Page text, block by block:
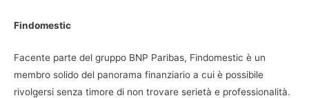
Findomestic
Facente parte del gruppo BNP Paribas, Findomestic è un
membro solido del panorama finanziario a cui è possibile
rivolgersi senza timore di non trovare serietà e professionalità.